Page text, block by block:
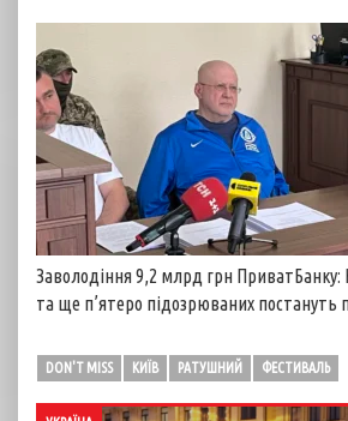
Заволодіння 9,2 млрд грн
та ще п’ятеро підозрюваних постануть
DON'T MISS КИЇВ РАТУШНИЙ ФЕСТИВАЛЬ